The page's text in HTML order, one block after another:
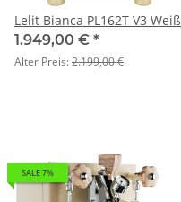
Lelit Bianca PL162T V3 Weiß
1.949,00 € *
Alter Preis:2.199,00 €
SALE 7%